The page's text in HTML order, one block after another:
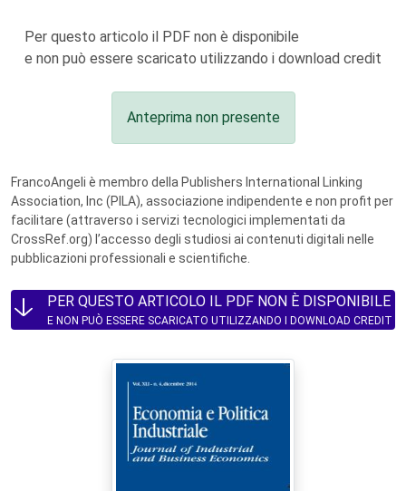
Per questo articolo il PDF non è disponibile
e non può essere scaricato utilizzando i download credit
Anteprima non presente
FrancoAngeli è membro della Publishers International Linking
Association, Inc (PILA), associazione indipendente e non profit per
facilitare (attraverso i servizi tecnologici implementati da
CrossRef.org) l’accesso degli studiosi ai contenuti digitali nelle
pubblicazioni professionali e scientifiche.
PER QUESTO ARTICOLO IL PDF NON È DISPONIBILE
E NON PUÒ ESSERE SCARICATO UTILIZZANDO I DOWNLOAD CREDIT